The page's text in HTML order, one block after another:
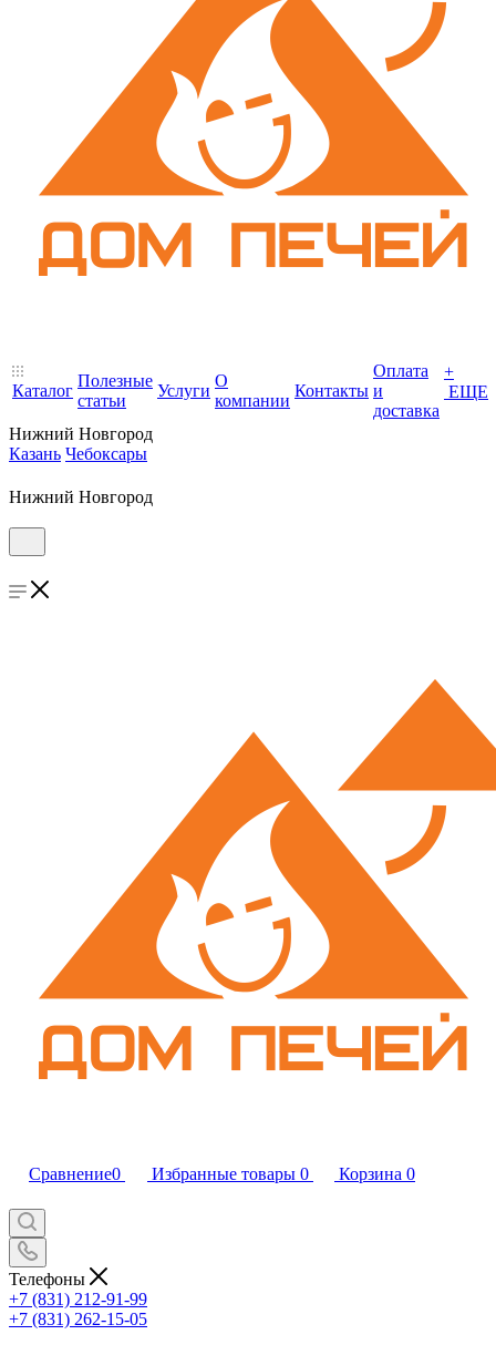
Каталог
Полезные
статьи
Услуги
О
компании
Контакты
Оплата
и
доставка
+
ЕЩЕ
Нижний Новгород
Казань Чебоксары
Нижний Новгород
Сравнение0 Избранные товары 0 Корзина 0
Телефоны
+7 (831) 212-91-99
+7 (831) 262-15-05